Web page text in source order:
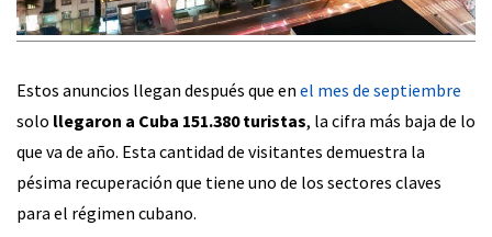
Estos anuncios llegan después que en el mes de septiembre
solo llegaron a Cuba 151.380 turistas, la cifra más baja de lo
que va de año. Esta cantidad de visitantes demuestra la
pésima recuperación que tiene uno de los sectores claves
para el régimen cubano.